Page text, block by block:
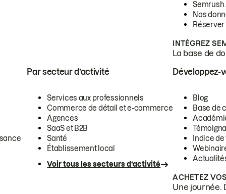
Semrush
Nos
INTÉGREZ
La base de
Par secteur d’activité
Services aux professionnels
Commerce de détail et e-commerce
Agences
SaaS et B2B
Santé
Établissement local
Voir tous les secteurs d’activité
Développez-
Blog
Base de
Indice
ACHETEZ
Une journée.